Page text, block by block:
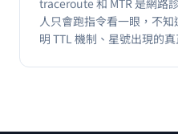
traceroute 和 MTR 是網路
人只會跑指令看一眼，不
明 TTL 機制、星號出現的